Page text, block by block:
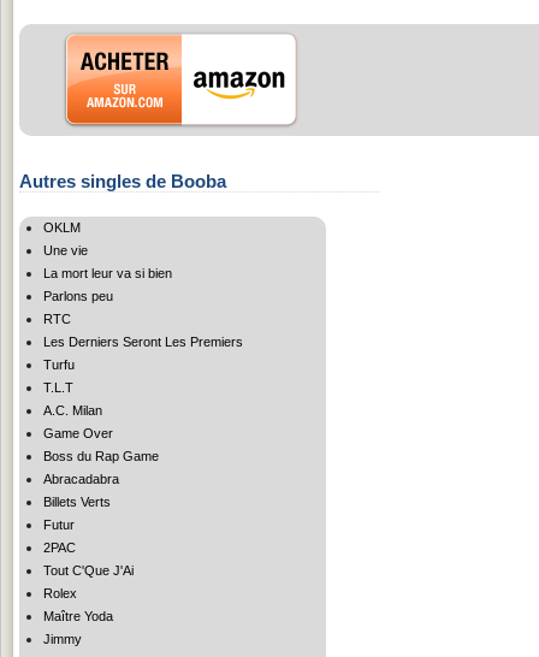
Autres singles de Booba
OKLM
Une vie
La mort leur va si bien
Parlons peu
RTC
Les Derniers Seront Les Premiers
Turfu
T.L.T
A.C. Milan
Game Over
Boss du Rap Game
Abracadabra
Billets Verts
Futur
2PAC
Tout C'Que J'Ai
Rolex
Maître Yoda
Jimmy